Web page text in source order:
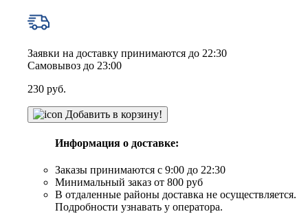
Заявки на доставку принимаются до 22:30
Самовывоз до 23:00
230 руб.
Добавить в корзину!
Информация о доставке:
Заказы принимаются с 9:00 до 22:30
Минимальный заказ от 800 руб
В отдаленные районы доставка не осуществляется.
Подробности узнавать у оператора.